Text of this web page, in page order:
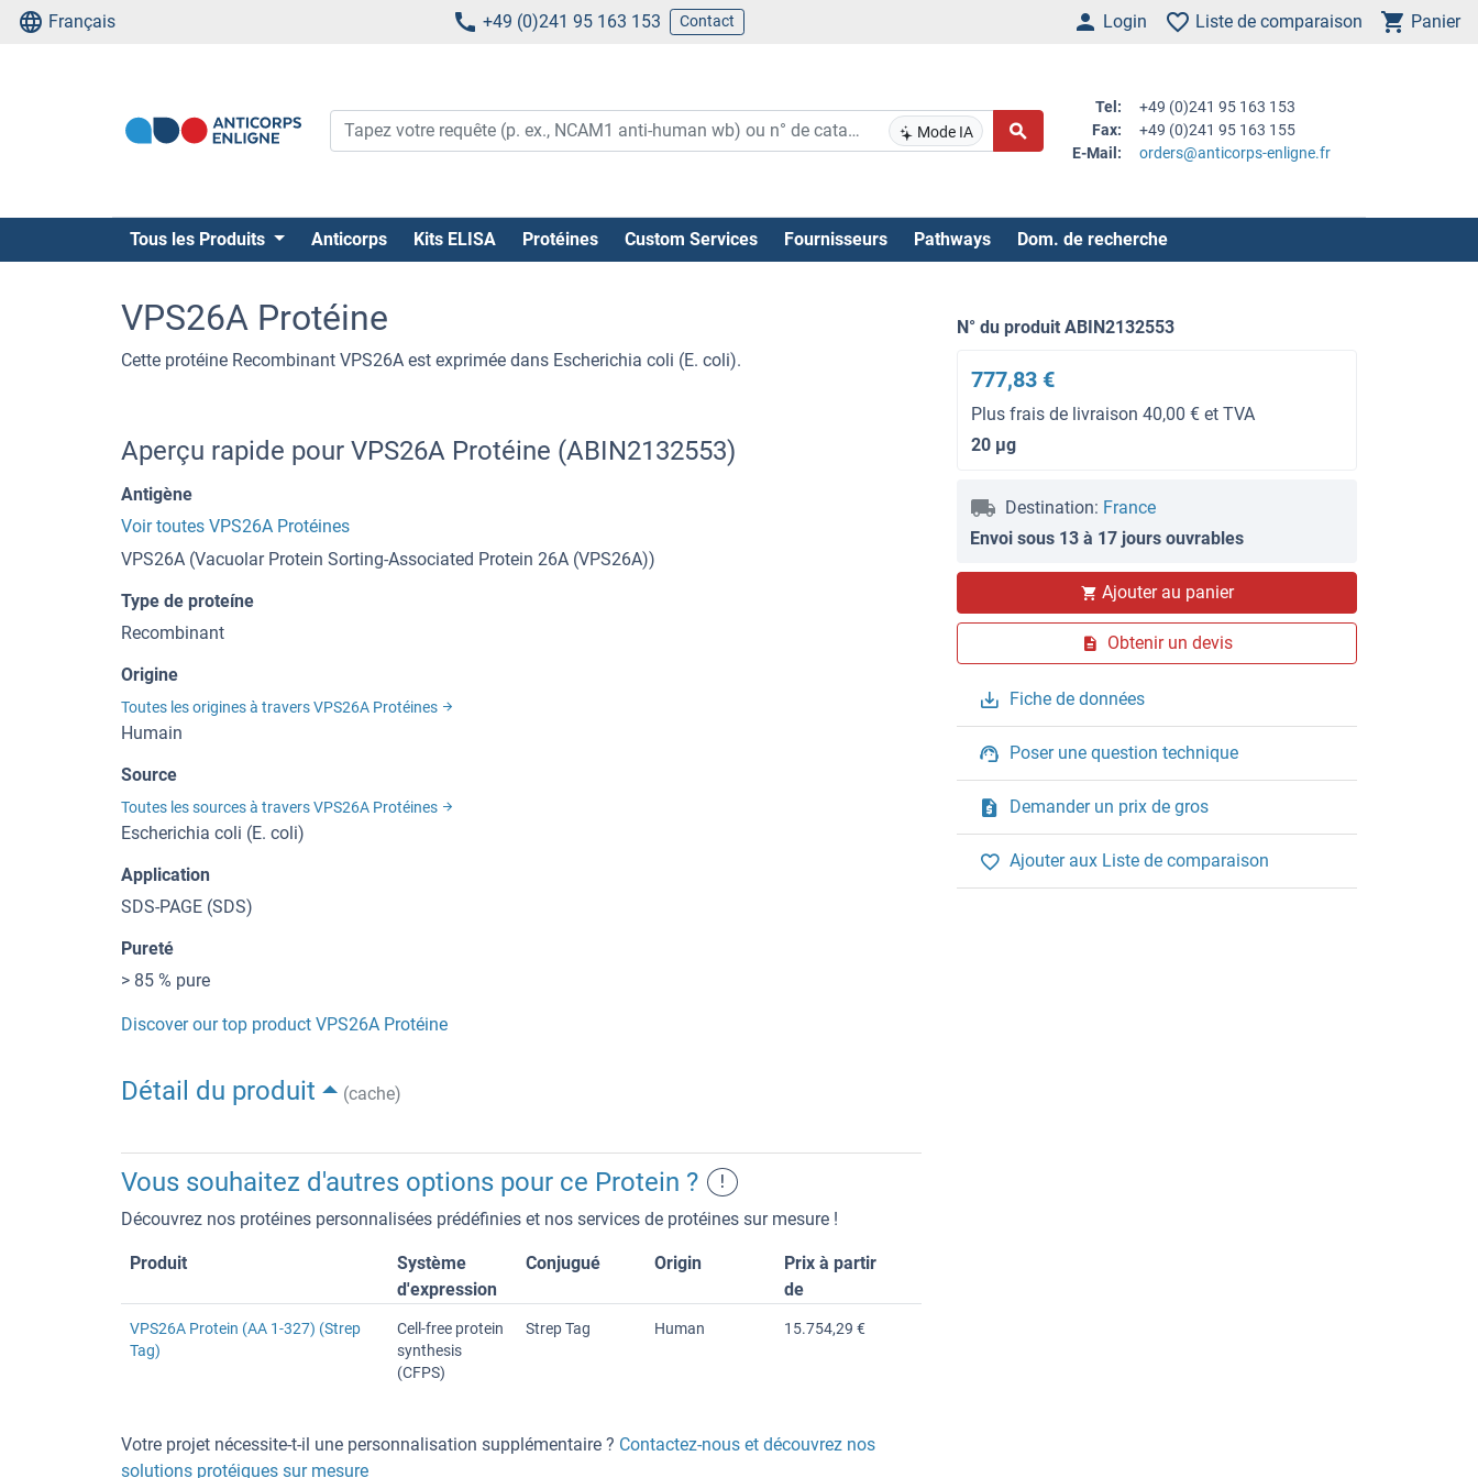
Français +49 (0)241 95 163 153 Contact Login Liste de comparaison Panier
Mode IA
Tel:
+49 (0)241 95 163 153
Fax:
+49 (0)241 95 163 155
E-Mail:
orders@anticorps-enligne.fr
Tous les Produits Anticorps Kits ELISA Protéines Custom Services Fournisseurs Pathways Dom. de recherche
VPS26A Protéine
Cette protéine Recombinant VPS26A est exprimée dans Escherichia coli (E. coli).
N° du produit ABIN2132553
777,83 €
Plus frais de livraison 40,00 € et TVA
20 μg
Destination: France
Envoi sous 13 à 17 jours ouvrables
Ajouter au panier
Obtenir un devis
Fiche de données
Poser une question technique
Demander un prix de gros
Ajouter aux Liste de comparaison
Aperçu rapide pour VPS26A Protéine (ABIN2132553)
Antigène
Voir toutes VPS26A Protéines
VPS26A (Vacuolar Protein Sorting-Associated Protein 26A (VPS26A))
Type de proteíne
Recombinant
Origine
Toutes les origines à travers VPS26A Protéines
Humain
Source
Toutes les sources à travers VPS26A Protéines
Escherichia coli (E. coli)
Application
SDS-PAGE (SDS)
Pureté
> 85 % pure
Discover our top product VPS26A Protéine
Détail du produit (cache)
Vous souhaitez d'autres options pour ce Protein ?
!
Découvrez nos protéines personnalisées prédéfinies et nos services de protéines sur mesure !
Produit
Système
d'expression
Conjugué Origin
Prix à partir
de
VPS26A Protein (AA 1-327) (Strep
Tag)
Cell-free protein
synthesis
(CFPS)
Strep Tag Human 15.754,29 €
Votre projet nécessite-t-il une personnalisation supplémentaire ? Contactez-nous et découvrez nos
solutions protéiques sur mesure